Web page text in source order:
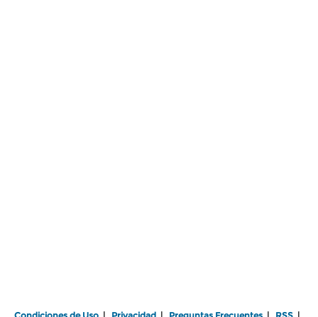
Condiciones de Uso | Privacidad | Preguntas Frecuentes | RSS |